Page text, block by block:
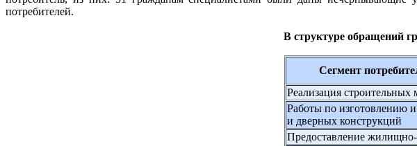
потребителей.
В структуре обращений
Сегмент
Реализация строительных
Работы по изготовлению
и дверных конструкций
Предоставление